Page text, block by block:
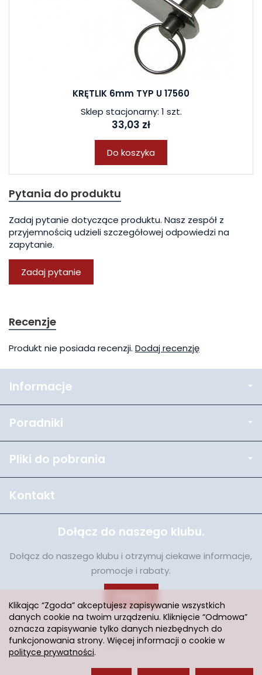
KRĘTLIK 6mm TYP U 17560
Sklep stacjonarny: 1 szt.
33,03 zł
Do koszyka
Pytania do produktu
Zadaj pytanie dotyczące produktu. Nasz zespół z
przyjemnością udzieli szczegółowej odpowiedzi na
zapytanie.
Zadaj pytanie
Recenzje
Produkt nie posiada recenzji. Dodaj recenzję
Informacje
Poradniki
Pliki do pobrania
Kontakt
Dołącz do naszego klubu.
Dołącz do naszego klubu i otrzymuj ciekawe informacje,
promocje i rabaty.
Klikając “Zgoda” akceptujesz zapisywanie wszystkich
danych cookie na twoim urządzeniu. Kliknięcie “Odmowa”
oznacza zapisywanie tylko danych niezbędnych do
funkcjonowania strony. Więcej informacji o cookie w
polityce prywatności.